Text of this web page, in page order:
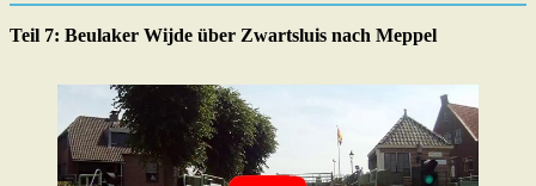
Teil 7: Beulaker Wijde über Zwartsluis nach Meppel